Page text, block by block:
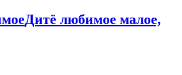
Дитё любимое малое,